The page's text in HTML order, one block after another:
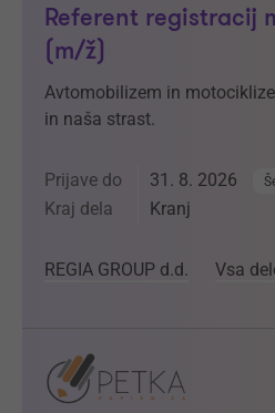
Referent registracij
(m/ž)
Avtomobilizem in
in naša strast.
Prijave do 31. 8. 2026
Kraj dela Kranj
REGIA GROUP d.d. Vsa